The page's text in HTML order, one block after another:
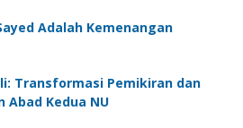
Adalah Kemenangan
Transformasi Pemikiran dan
Abad Kedua NU